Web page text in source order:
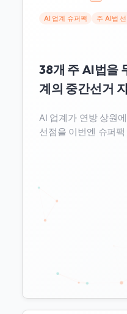
AI 업계 슈퍼팩 주 AI법
38개 주 AI법을
계의 중간선거
AI 업계가 연방 상원
선점을 이번엔 슈퍼